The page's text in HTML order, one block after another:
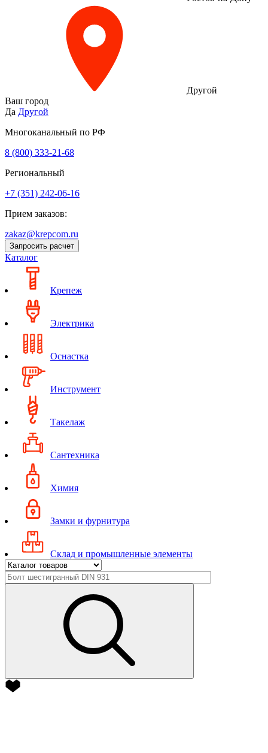
Другой
Ваш город
Да Другой
Многоканальный по РФ
8 (800) 333‑21-68
Региональный
+7 (351) 242-06-16
Прием заказов:
zakaz@krepcom.ru
Запросить расчет
Каталог
Крепеж
Электрика
Оснастка
Инструмент
Такелаж
Сантехника
Химия
Замки и фурнитура
Склад и промышленные элементы